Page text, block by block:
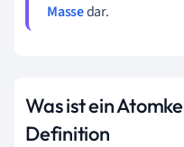
Massedar.
Was ist ein
Definition